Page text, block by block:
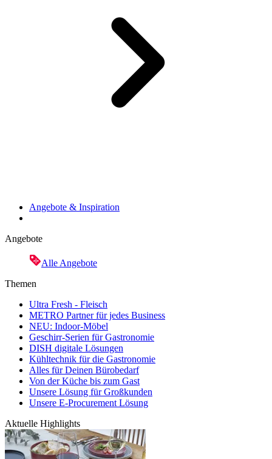
Angebote & Inspiration
Angebote
Alle Angebote
Themen
Ultra Fresh - Fleisch
METRO Partner für jedes Business
NEU: Indoor-Möbel
Geschirr-Serien für Gastronomie
DISH digitale Lösungen
Kühltechnik für die Gastronomie
Alles für Deinen Bürobedarf
Von der Küche bis zum Gast
Unsere Lösung für Großkunden
Unsere E-Procurement Lösung
Aktuelle Highlights